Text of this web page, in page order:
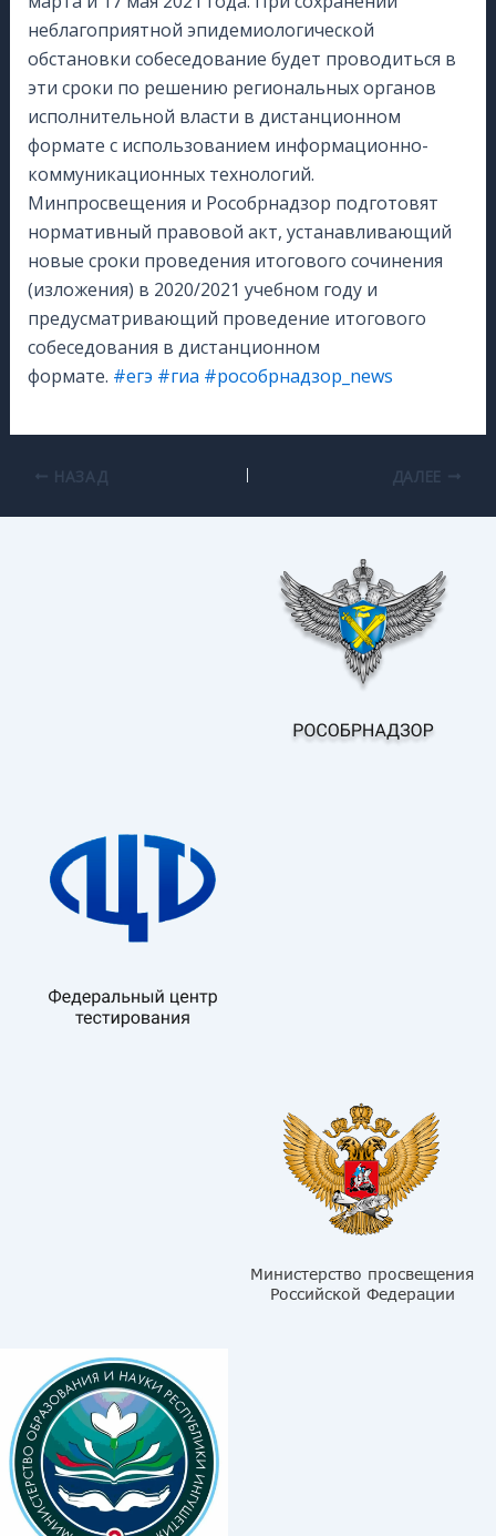
неблагоприятной эпидемиологической
обстановки собеседование будет проводиться в
эти сроки по решению региональных органов
исполнительной власти в дистанционном
формате с использованием информационно-
коммуникационных технологий.
Минпросвещения и Рособрнадзор подготовят
нормативный правовой акт, устанавливающий
новые сроки проведения итогового сочинения
(изложения) в 2020/2021 учебном году и
предусматривающий проведение итогового
собеседования в дистанционном
формате. #егэ #гиа #рособрнадзор_news
НАЗАД ДАЛЕЕ